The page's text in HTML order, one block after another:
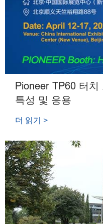
Pioneer TP60 터
특성 및 응용
더 읽기 >